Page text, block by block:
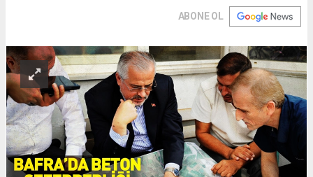
ABONE OL